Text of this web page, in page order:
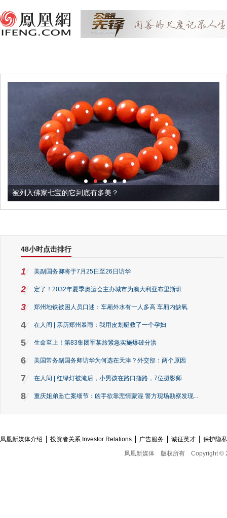
被列入佛家七宝的它到底有多美？
48小时点击排行
1 美副国务卿将于7月25日至26日访华
2 定了！2032年夏季奥运会主办城市为澳大利亚布里斯班
3 郑州地铁被困人员口述：车厢外水有一人多高 车厢内缺氧
4 在人间 | 亲历郑州暴雨：我用皮划艇救了一个孕妇
5 生命至上！第83集团军某旅紧急实施爆破分洪
6 美国常务副国务卿访华为何选在天津？外交部：两个原因
7 在人间 | 红绿灯被淹后，小男孩在路口指路，7位摄影师...
8 重庆姐弟坠亡案细节：凶手欲靠悲情蒙混 警方现场勘察发现...
凤凰新媒体介绍 投资者关系 Investor Relations 广告服务 诚征英才
保护隐
凤凰新媒体
版权所有 Copyright ©